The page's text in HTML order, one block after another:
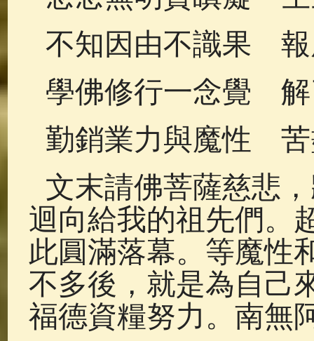
不知因由不識果 報
學佛修行一念覺 解
勤銷業力與魔性 苦
文末請佛菩薩慈悲
迴向給我的祖先們。
此圓滿落幕。等魔性
不多後，就是為自己
福德資糧努力。南無